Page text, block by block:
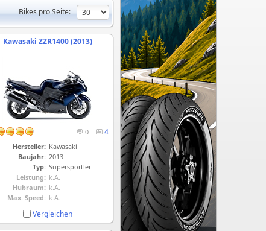
Bikes pro Seite:
Kawasaki ZZR1400 (2013)
4
0
Hersteller: Kawasaki
Baujahr: 2013
Typ: Supersportler
Leistung: k.A.
Hubraum: k.A.
Max. Speed: k.A.
Vergleichen